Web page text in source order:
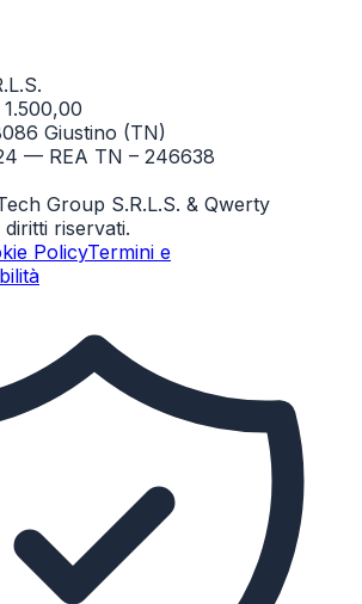
Giustino (TN)
— REA TN – 246638
Group S.R.L.S. & Qwerty
riservati.
PolicyTermini e